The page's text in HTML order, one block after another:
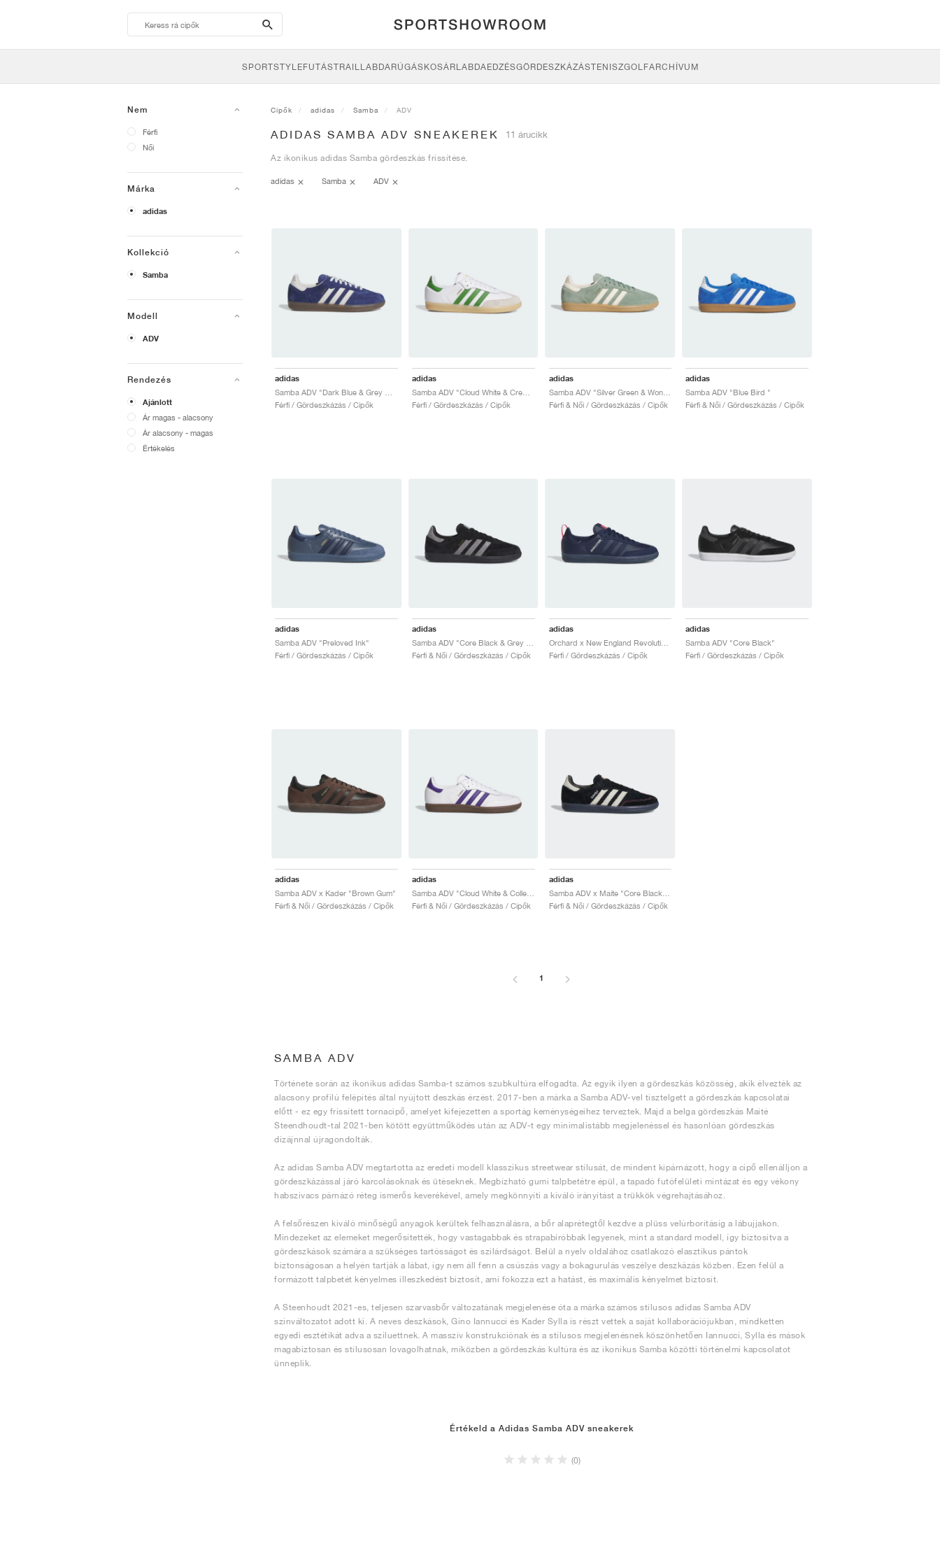
search-
btn
SPORTSTYLEFUTÁSTRAILLABDARÚGÁSKOSÁRLABDAEDZÉSGÖRDESZKÁZÁSTENISZGOLFARCHÍVUM
Nem
Férfi
Női
Márka
adidas
Kollekció
Samba
Modell
ADV
Rendezés
Ajánlott
Ár magas - alacsony
Ár alacsony - magas
Értékelés
Cipők adidas Samba ADV
ADIDAS SAMBA ADV SNEAKEREK 11 árucikk
Az ikonikus adidas Samba gördeszkás frissítése.
adidas Samba ADV
adidas
Férfi / Gördeszkázás / Cipők
adidas
Samba ADV "Cloud White & Crew Green"
Férfi / Gördeszkázás / Cipők
adidas
Samba ADV "Silver Green & Wonder White"
Férfi & Női / Gördeszkázás / Cipők
adidas
Samba ADV "Blue Bird "
Férfi & Női / Gördeszkázás / Cipők
adidas
Samba ADV "Preloved Ink"
Férfi / Gördeszkázás / Cipők
adidas
Férfi & Női / Gördeszkázás / Cipők
adidas
Orchard x New England Revolution Samba ADV "Night Indigo"
Férfi / Gördeszkázás / Cipők
adidas
Samba ADV "Core Black"
Férfi / Gördeszkázás / Cipők
adidas
Samba ADV x Kader "Brown Gum"
Férfi & Női / Gördeszkázás / Cipők
adidas
Samba ADV "Cloud White & Collegiate Purple"
Férfi & Női / Gördeszkázás / Cipők
adidas
Férfi & Női / Gördeszkázás / Cipők
1
SAMBA ADV
Története során az ikonikus adidas Samba-t számos szubkultúra elfogadta. Az egyik ilyen a gördeszkás közösség, akik élvezték az
alacsony profilú felépítés által nyújtott deszkás érzést. 2017-ben a márka a Samba ADV-vel tisztelgett a gördeszkás kapcsolatai
előtt - ez egy frissített tornacipő, amelyet kifejezetten a sportág keménységeihez terveztek. Majd a belga gördeszkás Maité
Steendhoudt-tal 2021-ben kötött együttműködés után az ADV-t egy minimalistább megjelenéssel és hasonlóan gördeszkás
dizájnnal újragondolták.
Az adidas Samba ADV megtartotta az eredeti modell klasszikus streetwear stílusát, de mindent kipárnázott, hogy a cipő ellenálljon a
gördeszkázással járó karcolásoknak és ütéseknek. Megbízható gumi talpbetétre épül, a tapadó futófelületi mintázat és egy vékony
habszivacs párnázó réteg ismerős keverékével, amely megkönnyíti a kiváló irányítást a trükkök végrehajtásához.
A felsőrészen kiváló minőségű anyagok kerültek felhasználásra, a bőr alaprétegtől kezdve a plüss velúrborításig a lábujjakon.
Mindezeket az elemeket megerősítették, hogy vastagabbak és strapabíróbbak legyenek, mint a standard modell, így biztosítva a
gördeszkások számára a szükséges tartósságot és szilárdságot. Belül a nyelv oldalához csatlakozó elasztikus pántok
biztonságosan a helyén tartják a lábat, így nem áll fenn a csúszás vagy a bokagurulás veszélye deszkázás közben. Ezen felül a
formázott talpbetét kényelmes illeszkedést biztosít, ami fokozza ezt a hatást, és maximális kényelmet biztosít.
A Steenhoudt 2021-es, teljesen szarvasbőr változatának megjelenése óta a márka számos stílusos adidas Samba ADV
színváltozatot adott ki. A neves deszkások, Gino Iannucci és Kader Sylla is részt vettek a saját kollaborációjukban, mindketten
egyedi esztétikát adva a sziluettnek. A masszív konstrukciónak és a stílusos megjelenésnek köszönhetően Iannucci, Sylla és mások
magabiztosan és stílusosan lovagolhatnak, miközben a gördeszkás kultúra és az ikonikus Samba közötti történelmi kapcsolatot
ünneplik.
Értékeld a Adidas Samba ADV sneakerek
(0)